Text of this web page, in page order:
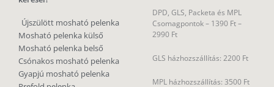
Újszülött mosható pelenka
Mosható pelenka külső
Mosható pelenka belső
Csónakos mosható pelenka
Gyapjú mosható pelenka
Prefold pelenka
Csomagpontok –1390 Ft –
2990 Ft